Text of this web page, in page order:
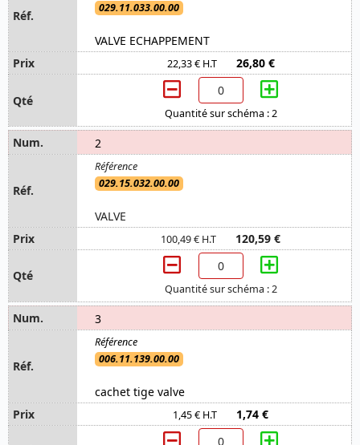
029.11.033.00.00
VALVE ECHAPPEMENT
22,33 € H.T 26,80 €
Quantité sur schéma : 2
2
029.15.032.00.00
VALVE
100,49 € H.T 120,59 €
Quantité sur schéma : 2
3
006.11.139.00.00
cachet tige valve
1,45 € H.T 1,74 €